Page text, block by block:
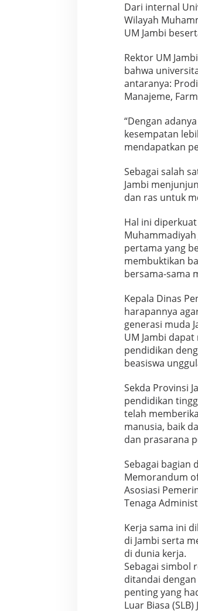
:
K
o
i
t
m
e
n
n
g
e
b
n
g
n
P
n
d
i
a
n
B
e
r
k
a
l
i
t
a
s
Dari internal
Wilayah
UM Jambi
Rektor UM
bahwa
antaranya:
Manajeme,
“Dengan
kesempatan
mendapatkan
Sebagai salah
Jambi
dan ras untuk
Hal ini
Muhammadiyah
pertama yang
membuktikan
bersama-sama
Kepala Dinas
harapannya
generasi muda
UM Jambi
pendidikan
beasiswa
Sekda Provinsi
pendidikan
telah
manusia, baik
dan prasarana
Sebagai bagian
Memorandum
Asosiasi
Tenaga
Kerja sama ini
di Jambi serta
di dunia kerja.
Sebagai simbol
ditandai
penting yang
Luar Biasa